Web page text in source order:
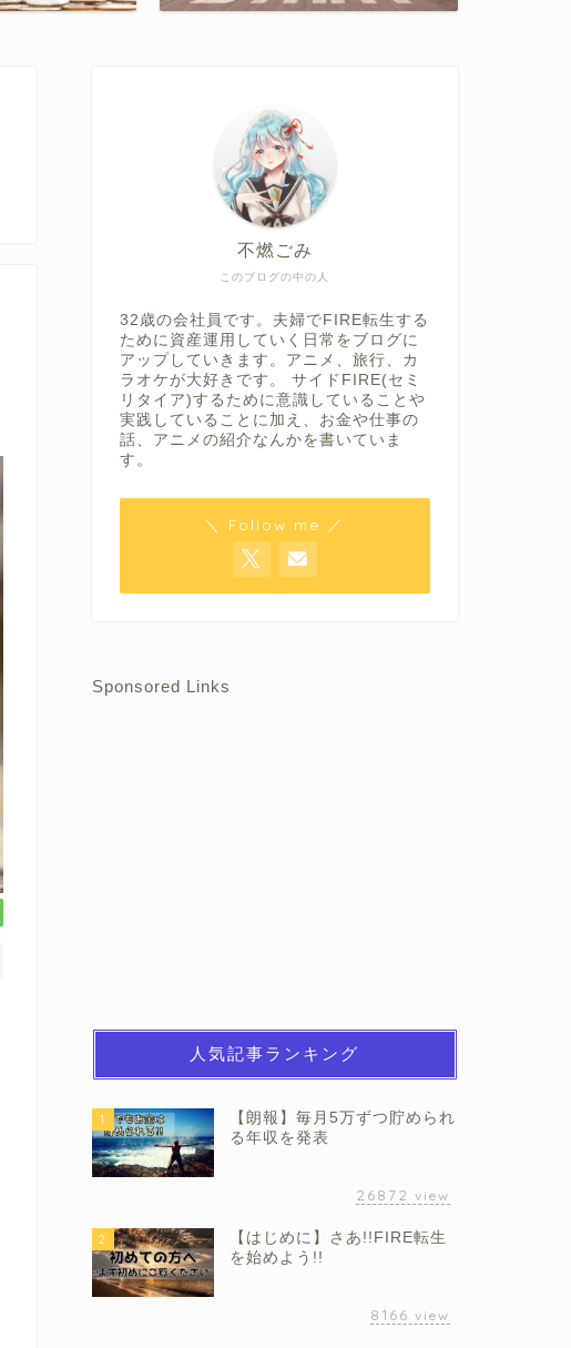
このブログの中の人
不燃ごみ
32歳の会社員です。夫婦でFIRE転生する
ために資産運用していく日常をブログに
アップしていきます。アニメ、旅行、カ
ラオケが大好きです。 サイドFIRE(セミ
リタイア)するために意識していることや
実践していることに加え、お金や仕事の
話、アニメの紹介なんかを書いていま
す。
＼ Follow me ／
Sponsored Links
人気記事ランキング
1
【朗報】毎月5万ずつ貯められ
る年収を発表
26872 view
2
【はじめに】さあ!!FIRE転生
を始めよう!!
8166 view